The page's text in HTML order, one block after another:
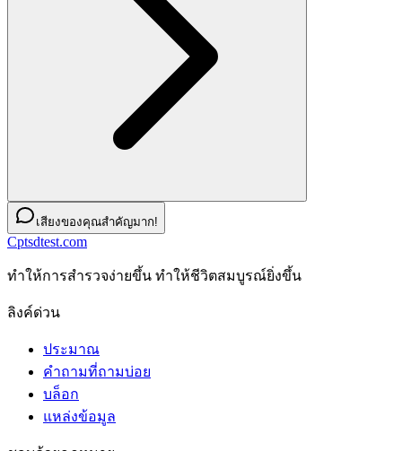
เสียงของคุณสำคัญมาก!
Cptsdtest.com
ทําให้การสํารวจง่ายขึ้น ทําให้ชีวิตสมบูรณ์ยิ่งขึ้น
ลิงค์ด่วน
ประมาณ
คำถามที่ถามบ่อย
บล็อก
แหล่งข้อมูล